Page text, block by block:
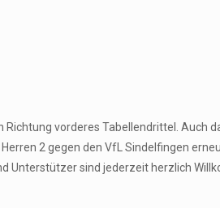
vorderes Tabellendrittel. Auch
2 gegen den VfL Sindelfingen
Unterstützer sind jederzeit herzlich